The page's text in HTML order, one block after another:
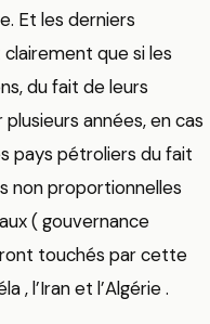
Et les derniers
que si les
du fait de leurs
années, en cas
pays pétroliers du fait
non proportionnelles
( gouvernance
touchés par cette
, l’Iran et l’Algérie .